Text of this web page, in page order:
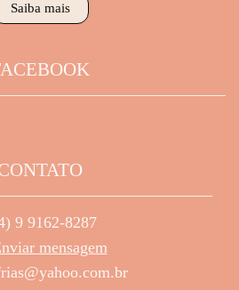
Saiba mais
9 9162-8287
mensagem